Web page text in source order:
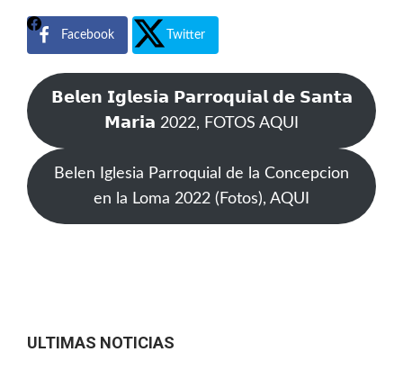
Facebook Twitter
𝗕𝗲𝗹𝗲𝗻 𝗜𝗴𝗹𝗲𝘀𝗶𝗮 𝗣𝗮𝗿𝗿𝗼𝗾𝘂𝗶𝗮𝗹 𝗱𝗲 𝗦𝗮𝗻𝘁𝗮
𝗠𝗮𝗿𝗶𝗮 2022, FOTOS AQUI
Belen Iglesia Parroquial de la Concepcion
en la Loma 2022 (Fotos), AQUI
ULTIMAS NOTICIAS